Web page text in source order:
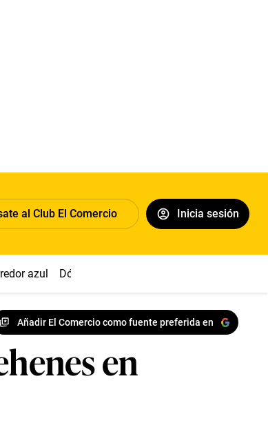
al Club El Comercio Inicia sesión
azul Dólar
Añadir El Comercio como fuente preferida en
en